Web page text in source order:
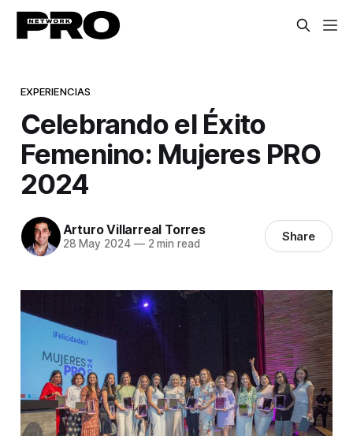
EXPERIENCIAS
Celebrando el Éxito
Femenino: Mujeres PRO
2024
Arturo Villarreal Torres
28 May 2024 —2 min read Share